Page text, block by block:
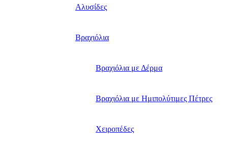
Αλυσίδες
Βραχιόλια
Βραχιόλια με Δέρμα
Βραχιόλια με Ημιπολύτιμες Πέτρες
Χειροπέδες